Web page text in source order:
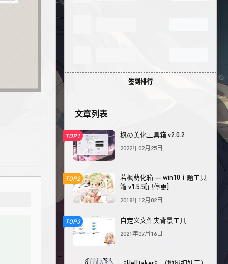
签到排行
文章列表
TOP1 枫の美化工具箱 v2.0.2
2022年02月25日
TOP2
若枫萌化箱 — win10主题工具
箱 v1.5.5[已停更]
2018年12月02日
TOP3 自定义文件夹背景工具
2021年07月16日